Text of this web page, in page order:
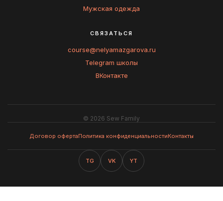
Мужская одежда
СВЯЗАТЬСЯ
course@nelyamazgarova.ru
Telegram школы
ВКонтакте
© 2026 Sew Family
Договор офертаПолитика конфиденциальностиКонтакты
TG VK YT